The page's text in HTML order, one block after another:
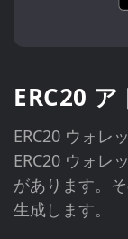
ERC20
ERC20 ウォレ
ERC20 ウォレ
があります。
生成します。